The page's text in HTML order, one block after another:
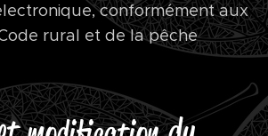
conformément aux
rural et de la pêche